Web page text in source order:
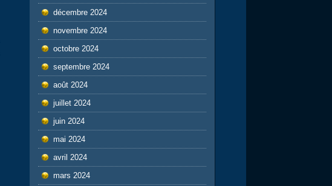
décembre 2024
novembre 2024
octobre 2024
septembre 2024
août 2024
juillet 2024
juin 2024
mai 2024
avril 2024
mars 2024